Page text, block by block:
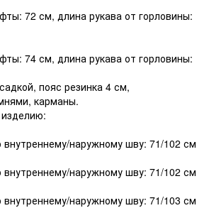
72 см, длина рукава от горловины:
74 см, длина рукава от горловины:
пояс резинка 4 см,
карманы.
наружному шву: 71/102 см
наружному шву: 71/102 см
наружному шву: 71/103 см